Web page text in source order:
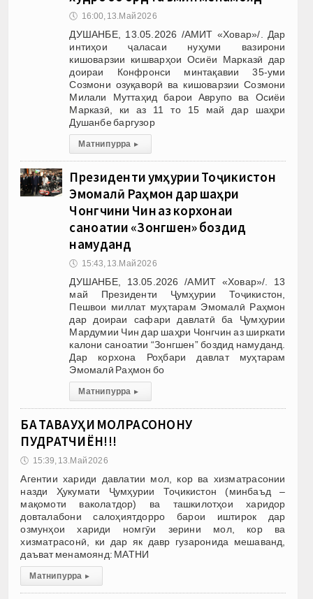
🕔 16:00, 13.Май 2026
ДУШАНБЕ, 13.05.2026 /АМИТ «Ховар»/. Дар
интиҳои ҷаласаи нуҳуми вазирони
кишоварзии кишварҳои Осиёи Марказӣ дар
доираи Конфронси минтақавии 35-уми
Созмони озуқаворӣ ва кишоварзии Созмони
Милали Муттаҳид барои Аврупо ва Осиёи
Марказӣ, ки аз 11 то 15 май дар шаҳри
Душанбе баргузор
Матни пурра ▸
Президенти Ҷумҳурии Тоҷикистон
Эмомалӣ Раҳмон дар шаҳри
Чонгчини Чин аз корхонаи
саноатии «Зонгшен» боздид
намуданд
🕔 15:43, 13.Май 2026
ДУШАНБЕ, 13.05.2026 /АМИТ «Ховар»/. 13
май Президенти Ҷумҳурии Тоҷикистон,
Пешвои миллат муҳтарам Эмомалӣ Раҳмон
дар доираи сафари давлатӣ ба Ҷумҳурии
Мардумии Чин дар шаҳри Чонгчин аз ширкати
калони саноатии “Зонгшен” боздид намуданд.
Дар корхона Роҳбари давлат муҳтарам
Эмомалӣ Раҳмон бо
Матни пурра ▸
БА ТАВАҶҶУҲИ МОЛРАСОНОНУ
ПУДРАТЧИЁН!!!
🕔 15:39, 13.Май 2026
Агентии хариди давлатии мол, кор ва хизматрасонии
назди Ҳукумати Ҷумҳурии Тоҷикистон (минбаъд –
мақомоти ваколатдор) ва ташкилотҳои харидор
довталабони салоҳиятдорро барои иштирок дар
озмунҳои хариди номгӯи зерини мол, кор ва
хизматрасонӣ, ки дар як давр гузаронида мешаванд,
даъват менамоянд: МАТНИ
Матни пурра ▸